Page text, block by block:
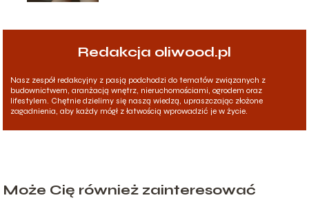
Redakcja oliwood.pl
Nasz zespół redakcyjny z pasją podchodzi do tematów związanych z
budownictwem, aranżacją wnętrz, nieruchomościami, ogrodem oraz
lifestylem. Chętnie dzielimy się naszą wiedzą, upraszczając złożone
zagadnienia, aby każdy mógł z łatwością wprowadzić je w życie.
Może Cię również zainteresować